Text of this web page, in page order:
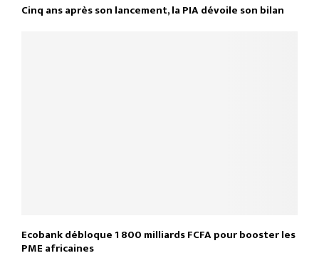
Cinq ans après son lancement, la PIA dévoile son bilan
Ecobank débloque 1 800 milliards FCFA pour booster les
PME africaines